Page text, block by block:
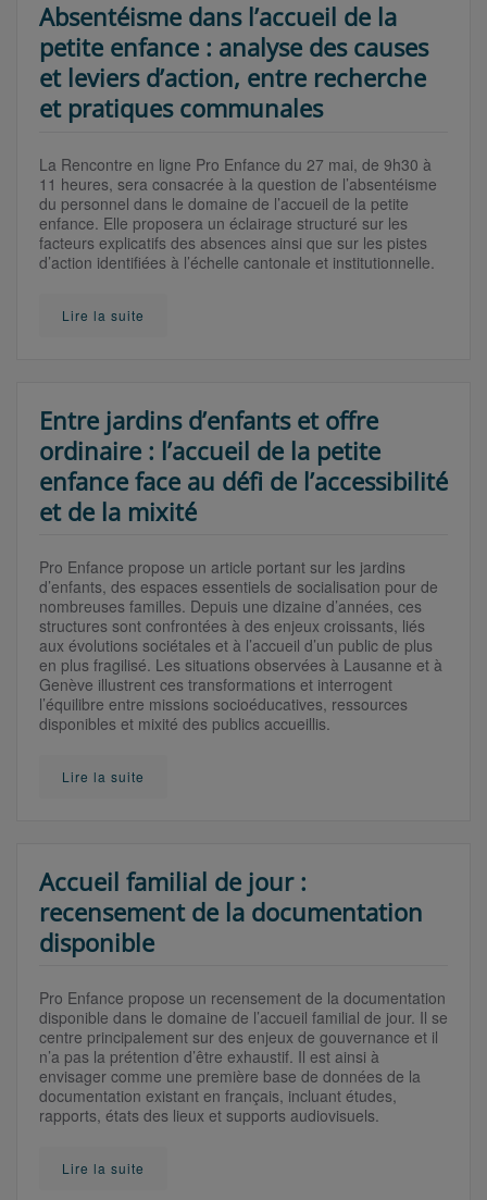
Absentéisme dans l’accueil de la
petite enfance : analyse des causes
et leviers d’action, entre recherche
et pratiques communales
La Rencontre en ligne Pro Enfance du 27 mai, de 9h30 à
11 heures, sera consacrée à la question de l’absentéisme
du personnel dans le domaine de l’accueil de la petite
enfance. Elle proposera un éclairage structuré sur les
facteurs explicatifs des absences ainsi que sur les pistes
d’action identifiées à l’échelle cantonale et institutionnelle.
Lire la suite
Entre jardins d’enfants et offre
ordinaire : l’accueil de la petite
enfance face au défi de l’accessibilité
et de la mixité
Pro Enfance propose un article portant sur les jardins
d’enfants, des espaces essentiels de socialisation pour de
nombreuses familles. Depuis une dizaine d’années, ces
structures sont confrontées à des enjeux croissants, liés
aux évolutions sociétales et à l’accueil d’un public de plus
en plus fragilisé. Les situations observées à Lausanne et à
Genève illustrent ces transformations et interrogent
l’équilibre entre missions socioéducatives, ressources
disponibles et mixité des publics accueillis.
Lire la suite
Accueil familial de jour :
recensement de la documentation
disponible
Pro Enfance propose un recensement de la documentation
disponible dans le domaine de l’accueil familial de jour. Il se
centre principalement sur des enjeux de gouvernance et il
n’a pas la prétention d’être exhaustif. Il est ainsi à
envisager comme une première base de données de la
documentation existant en français, incluant études,
rapports, états des lieux et supports audiovisuels.
Lire la suite